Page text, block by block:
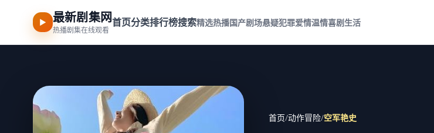
▶ 最新剧集网
热播剧集在线观看
首页分类排行榜搜索精选热播国产剧场悬疑犯罪爱情温情喜剧生活
首页/动作冒险/空军艳史